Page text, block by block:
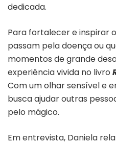
dedicada.
Para fortalecer e inspirar
passam pela doença ou
momentos de grande
experiência vivida no livro
Com um olhar sensível e
busca ajudar outras
pelo mágico.
Em entrevista, Daniela